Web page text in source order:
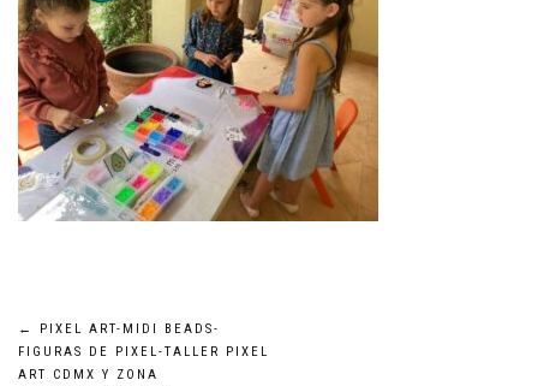
Navegación
←
PIXEL ART-MIDI BEADS-
FIGURAS DE PIXEL-TALLER PIXEL
ART CDMX Y ZONA